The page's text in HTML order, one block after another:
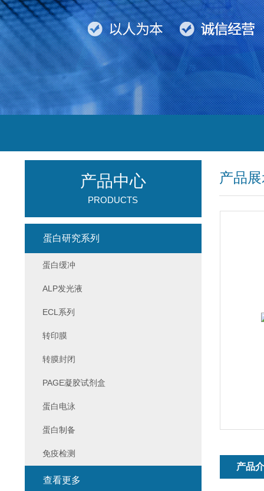
产品
产品
产品中心
PRODUCTS
蛋白研究系列
蛋白缓冲
ALP发光液
ECL系列
转印膜
转膜封闭
PAGE凝胶试剂盒
蛋白电泳
蛋白制备
免疫检测
查看更多